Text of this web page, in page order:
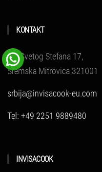
KONTAKT
Trg Svetog Stefana 17,
Sremska Mitrovica 321001
srbija@invisacook-eu.com
Tel: +49 2251 9889480
INVISACOOK